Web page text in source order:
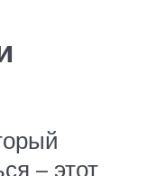
– этот